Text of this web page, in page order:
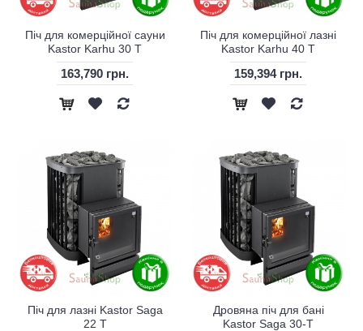
Піч для комерційної сауни
Kastor Karhu 30 T
163,790 грн.
Піч для комерційної лазні
Kastor Karhu 40 T
159,394 грн.
Піч для лазні Kastor Saga
22 T
Дровяна піч для бані
Kastor Saga 30-T